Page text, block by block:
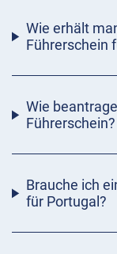
Wie erhält
Führerschein
Wie
Führerschein?
Brauche ich
für Portugal?